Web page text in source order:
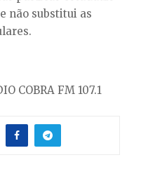
não substitui as
COBRA FM 107.1